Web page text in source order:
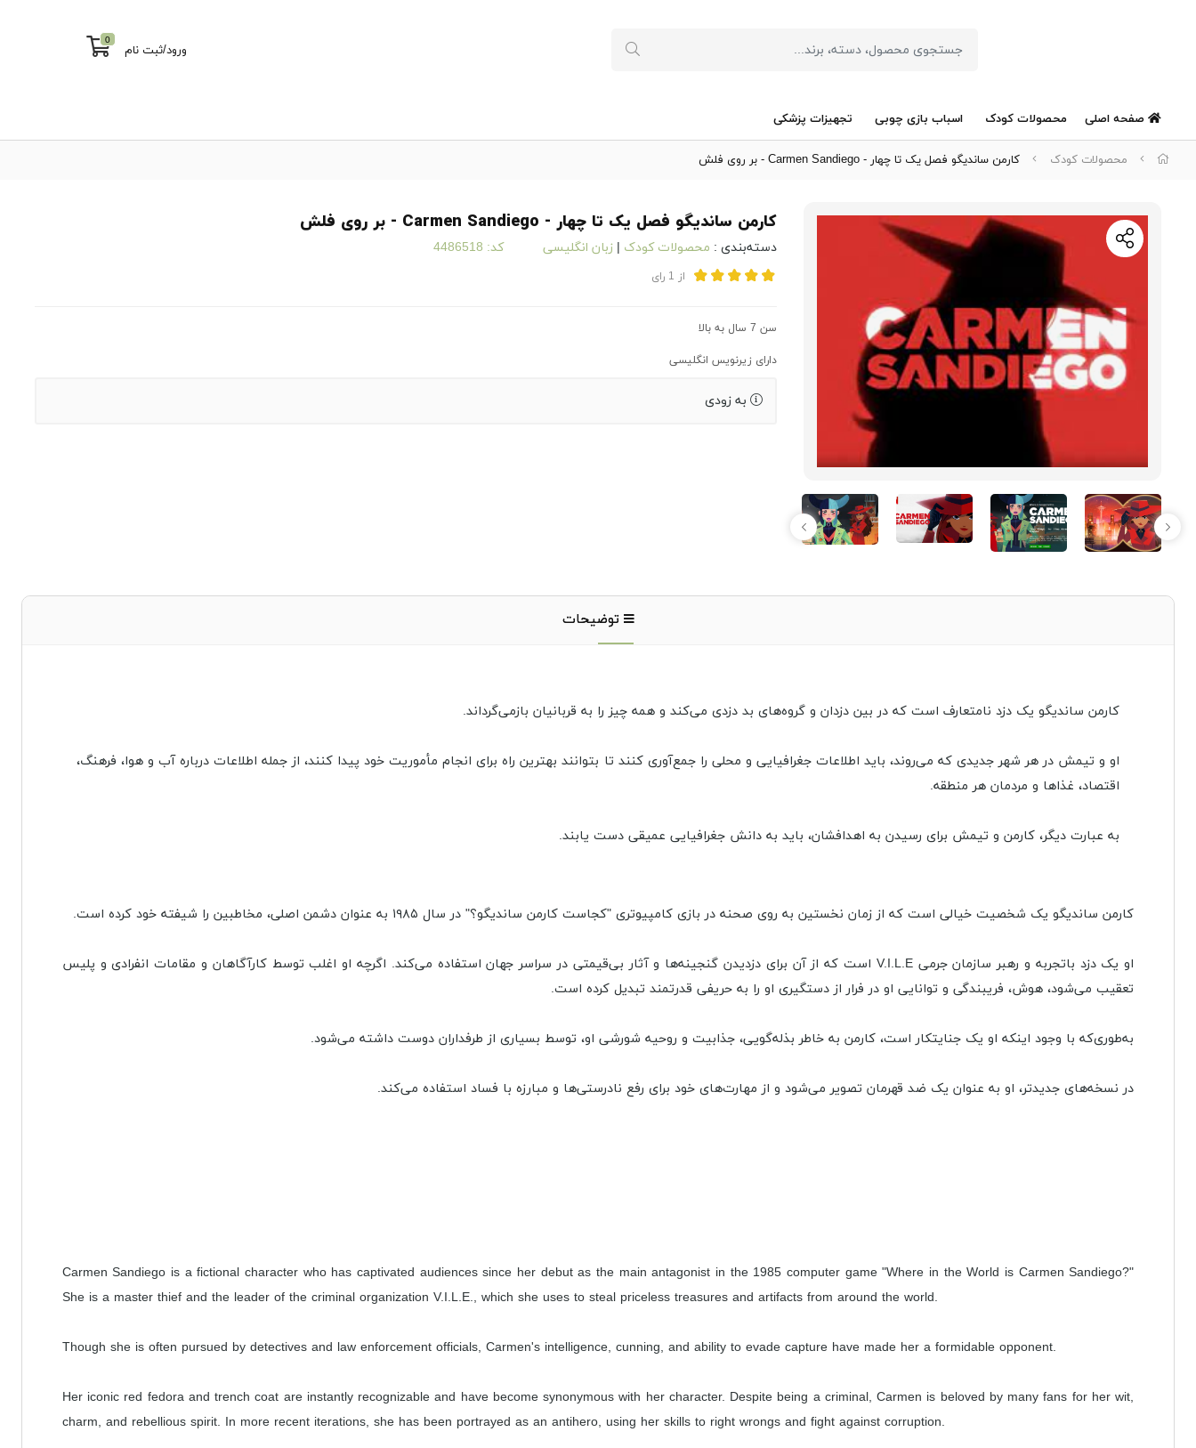
ورود/ثبت نام
0
صفحه اصلی محصولات کودک اسباب بازی چوبی تجهیزات پزشکی
محصولات کودک کارمن ساندیگو فصل یک تا چهار - Carmen Sandiego - بر روی فلش
کارمن ساندیگو فصل یک تا چهار - Carmen Sandiego - بر روی فلش
دسته‌بندی : محصولات کودک | زبان انگلیسی کد:
از 1 رای
سن 7 سال به بالا
دارای زیرنویس انگلیسی
به زودی
توضیحات
کارمن ساندیگو یک دزد نامتعارف است که در بین دزدان و گروه‌های بد دزدی می‌کند و همه چیز را به قربانیان بازمی‌گرداند.
او و تیمش در هر شهر جدیدی که می‌روند، باید اطلاعات جغرافیایی و محلی را جمع‌آوری کنند تا بتوانند بهترین راه برای انجام مأموریت خود پیدا کنند، از جمله اطلاعات درباره آب و هوا، فرهنگ،
اقتصاد، غذاها و مردمان هر منطقه.
به عبارت دیگر، کارمن و تیمش برای رسیدن به اهدافشان، باید به دانش جغرافیایی عمیقی دست یابند.
کارمن ساندیگو یک شخصیت خیالی است که از زمان نخستین به روی صحنه در بازی کامپیوتری "کجاست کارمن ساندیگو؟" در سال ۱۹۸۵ به عنوان دشمن اصلی، مخاطبین را شیفته خود کرده است.
او یک دزد باتجربه و رهبر سازمان جرمی V.I.L.E است که از آن برای دزدیدن گنجینه‌ها و آثار بی‌قیمتی در سراسر جهان استفاده می‌کند. اگرچه او اغلب توسط کارآگاهان و مقامات انفرادی و پلیس
تعقیب می‌شود، هوش، فریبندگی و توانایی او در فرار از دستگیری او را به حریفی قدرتمند تبدیل کرده است.
به‌طوری‌که با وجود اینکه او یک جنایتکار است، کارمن به خاطر بذله‌گویی، جذابیت و روحیه شورشی او، توسط بسیاری از طرفداران دوست داشته می‌شود.
در نسخه‌های جدیدتر، او به عنوان یک ضد قهرمان تصویر می‌شود و از مهارت‌های خود برای رفع نادرستی‌ها و مبارزه با فساد استفاده می‌کند.
Carmen Sandiego is a fictional character who has captivated audiences since her debut as the main antagonist in the 1985 computer game "Where in the World is Carmen Sandiego?"
She is a master thief and the leader of the criminal organization V.I.L.E., which she uses to steal priceless treasures and artifacts from around the world.
Though she is often pursued by detectives and law enforcement officials, Carmen's intelligence, cunning, and ability to evade capture have made her a formidable opponent.
Her iconic red fedora and trench coat are instantly recognizable and have become synonymous with her character. Despite being a criminal, Carmen is beloved by many fans for her wit,
charm, and rebellious spirit. In more recent iterations, she has been portrayed as an antihero, using her skills to right wrongs and fight against corruption.